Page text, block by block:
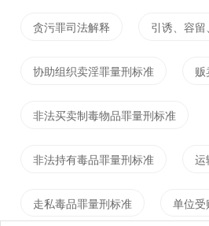
在执行判决、裁定活动中，严
使当事人或者其他人的利益遭
益遭受特别重大损失的，处五
贪污罪司法解释 引诱、容
协助组织卖淫罪量刑标准
非法买卖制毒物品罪量刑标准
非法持有毒品罪量刑标准 运
走私毒品罪量刑标准 单位受